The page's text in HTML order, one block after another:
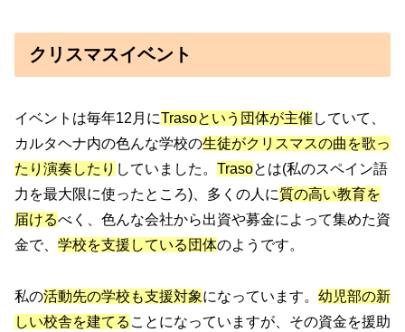
クリスマスイベント
イベントは毎年12月にTrasoという団体が主催 していて、
カルタヘナ内の色んな学校の生徒がクリスマスの曲を歌っ
たり演奏したり していました。 Trasoとは(私のスペイン語
力を最大限に使ったところ)、多くの人に質の高い教育を
届けるべく、色んな会社から出資や募金によって集めた資
金で、 学校を支援している団体のようです。
私の活動先の学校も支援対象になっています。 幼児部の新
しい校舎を建てる ことになっていますが、その資金を援助